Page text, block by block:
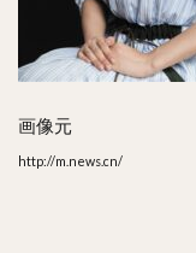
画像元
http://m.news.cn/